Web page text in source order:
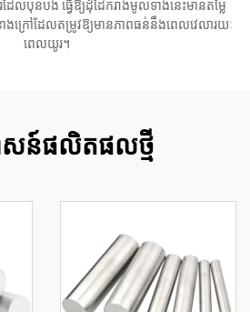
លប៉ុនប៉ង ធ្វើឱ្យដុំដែករាងមូលទាំងនេះមានតម្លៃ
ាងក្រៅដែលតម្រូវឱ្យមានភាពធន់នឹងពេលវេលារយៈ
ពេលយូរ។
ន៍ផលិតផលថ្មី